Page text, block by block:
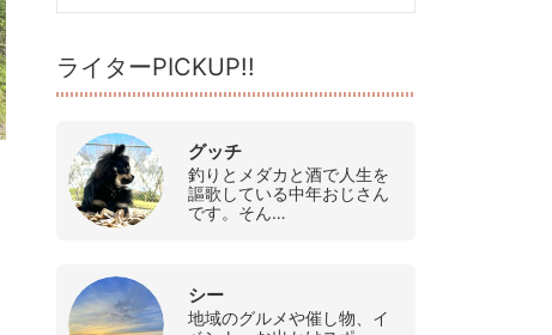
ライターPICKUP!!
グッチ
釣りとメダカと酒で人生を
謳歌している中年おじさん
です。そん…
シー
地域のグルメや催し物、イ